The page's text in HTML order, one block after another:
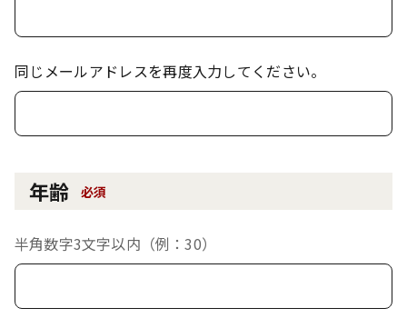
同じメールアドレスを再度入力してください。
年齢 必須
半角数字3文字以内（例：30）